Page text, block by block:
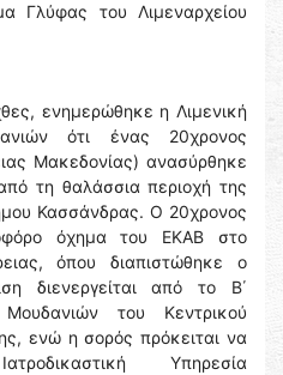
Γλύφας του Λιμεναρχείου
ενημερώθηκε η Λιμενική
ότι ένας 20χρονος
Μακεδονίας) ανασύρθηκε
τη θαλάσσια περιοχή της
Κασσάνδρας. Ο 20χρονος
όχημα του ΕΚΑΒ στο
όπου διαπιστώθηκε ο
διενεργείται από το Β΄
του Κεντρικού
ενώ η σορός πρόκειται να
Υπηρεσία